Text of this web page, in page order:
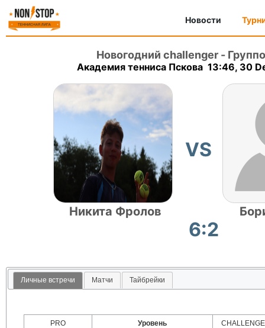
Новости
Новогодний challenger -
Академия тенниса Пскова 13:46, 30
Никита Фролов
VS
6:2
Личные встречи Матчи Тайбрейки
PRO Уровень